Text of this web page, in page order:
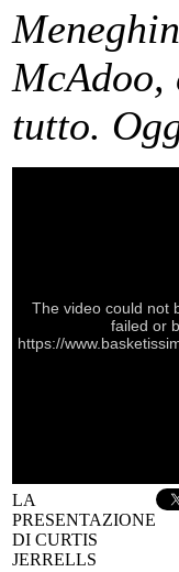
McAdoo,
tutto.
The video could not
failed or
https://
LA
PRESENTAZIONE
DI CURTIS
JERRELLS